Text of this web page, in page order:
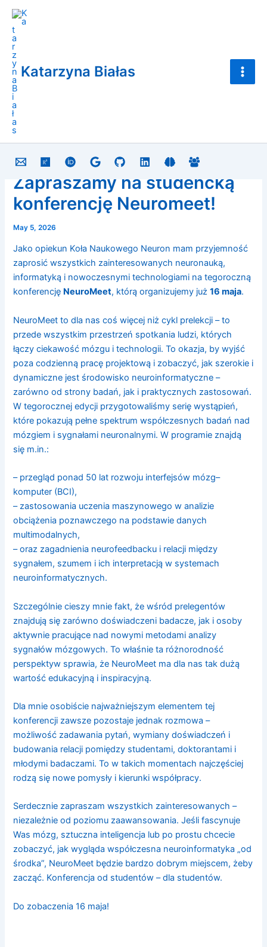
Skip
content
Katarzyna Białas
Zapraszamy na studencką
konferencję Neuromeet!
May 5, 2026
Jako opiekun Koła Naukowego Neuron mam przyjemność
zaprosić wszystkich zainteresowanych neuronauką,
informatyką i nowoczesnymi technologiami na tegoroczną
konferencję NeuroMeet, którą organizujemy już16 maja.
NeuroMeet to dla nas coś więcej niż cykl prelekcji – to
przede wszystkim przestrzeń spotkania ludzi, których
łączy ciekawość mózgu i technologii. To okazja, by wyjść
poza codzienną pracę projektową i zobaczyć, jak szerokie i
dynamiczne jest środowisko neuroinformatyczne –
zarówno od strony badań, jak i praktycznych zastosowań.
W tegorocznej edycji przygotowaliśmy serię wystąpień,
które pokazują pełne spektrum współczesnych badań nad
mózgiem i sygnałami neuronalnymi. W programie znajdą
się m.in.:
– przegląd ponad 50 lat rozwoju interfejsów mózg–
komputer (BCI),
– zastosowania uczenia maszynowego w analizie
obciążenia poznawczego na podstawie danych
multimodalnych,
– oraz zagadnienia neurofeedbacku i relacji między
sygnałem, szumem i ich interpretacją w systemach
neuroinformatycznych.
Szczególnie cieszy mnie fakt, że wśród prelegentów
znajdują się zarówno doświadczeni badacze, jak i osoby
aktywnie pracujące nad nowymi metodami analizy
sygnałów mózgowych. To właśnie ta różnorodność
perspektyw sprawia, że NeuroMeet ma dla nas tak dużą
wartość edukacyjną i inspiracyjną.
Dla mnie osobiście najważniejszym elementem tej
konferencji zawsze pozostaje jednak rozmowa –
możliwość zadawania pytań, wymiany doświadczeń i
budowania relacji pomiędzy studentami, doktorantami i
młodymi badaczami. To w takich momentach najczęściej
rodzą się nowe pomysły i kierunki współpracy.
Serdecznie zapraszam wszystkich zainteresowanych –
niezależnie od poziomu zaawansowania. Jeśli fascynuje
Was mózg, sztuczna inteligencja lub po prostu chcecie
zobaczyć, jak wygląda współczesna neuroinformatyka „od
środka”, NeuroMeet będzie bardzo dobrym miejscem, żeby
zacząć. Konferencja od studentów – dla studentów.
Do zobaczenia 16 maja!